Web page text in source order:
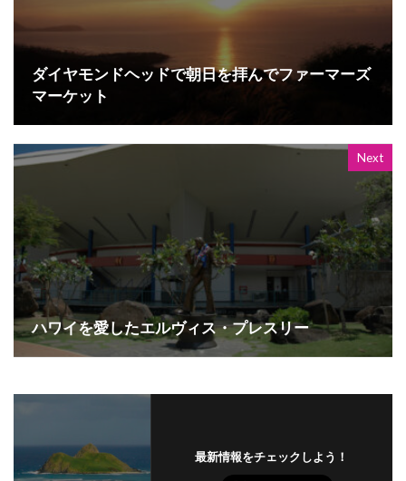
ダイヤモンドヘッドで朝日を拝んでファーマーズ
マーケット
Next
ハワイを愛したエルヴィス・プレスリー
最新情報をチェックしよう！